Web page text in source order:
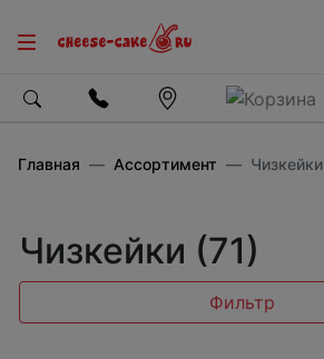
Главная Ассортимент Чизкейки
Чизкейки (71)
Фильтр